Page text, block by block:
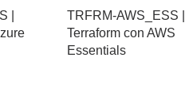
|
TRFRM-AWS_ESS |
Terraform con AWS
Essentials